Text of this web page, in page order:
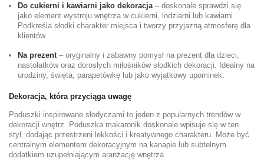
Do cukierni i kawiarni jako dekoracja – doskonale sprawdzi się
jako element wystroju wnętrza w cukierni, lodziarni lub kawiarni.
Podkreśla słodki charakter miejsca i tworzy przyjazną atmosferę dla
klientów.
Na prezent – oryginalny i zabawny pomysł na prezent dla dzieci,
nastolatków oraz dorosłych miłośników słodkich dekoracji. Idealny na
urodziny, święta, parapetówkę lub jako wyjątkowy upominek.
Dekoracja, która przyciąga uwagę
Poduszki inspirowane słodyczami to jeden z popularnych trendów w
dekoracji wnętrz. Poduszka makaronik doskonale wpisuje się w ten
styl, dodając przestrzeni lekkości i kreatywnego charakteru. Może być
centralnym elementem dekoracyjnym na kanapie lub subtelnym
dodatkiem uzupełniającym aranżację wnętrza.